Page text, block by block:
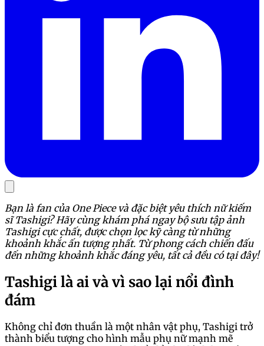
Bạn là fan của One Piece và đặc biệt yêu thích nữ kiếm
sĩ Tashigi? Hãy cùng khám phá ngay bộ sưu tập ảnh
Tashigi cực chất, được chọn lọc kỹ càng từ những
khoảnh khắc ấn tượng nhất. Từ phong cách chiến đấu
đến những khoảnh khắc đáng yêu, tất cả đều có tại đây!
Tashigi là ai và vì sao lại nổi đình
đám
Không chỉ đơn thuần là một nhân vật phụ, Tashigi trở
thành biểu tượng cho hình mẫu phụ nữ mạnh mẽ